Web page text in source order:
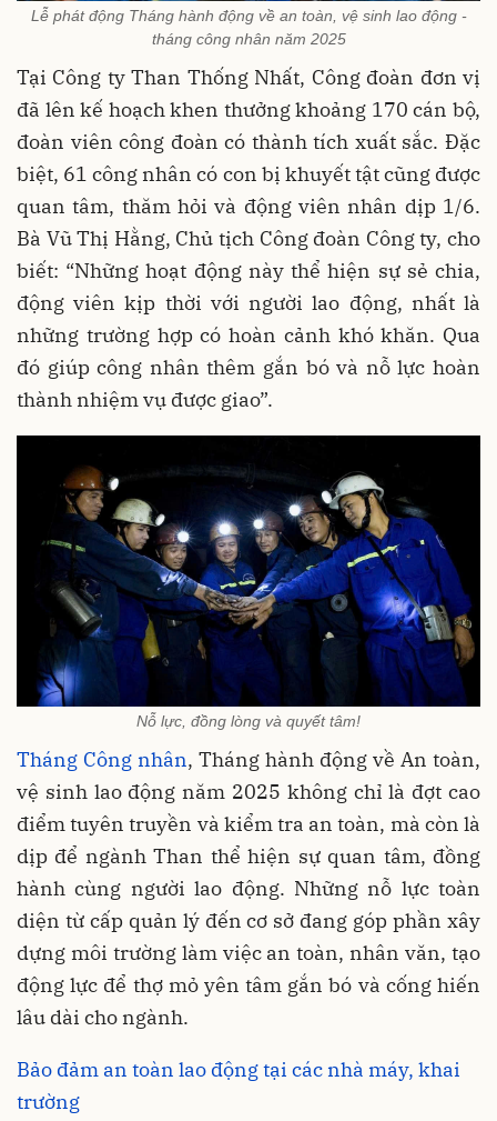
Lễ phát động Tháng hành động về an toàn, vệ sinh lao động -
tháng công nhân năm 2025
Tại Công ty Than Thống Nhất, Công đoàn đơn vị
đã lên kế hoạch khen thưởng khoảng 170 cán bộ,
đoàn viên công đoàn có thành tích xuất sắc. Đặc
biệt, 61 công nhân có con bị khuyết tật cũng được
quan tâm, thăm hỏi và động viên nhân dịp 1/6.
Bà Vũ Thị Hằng, Chủ tịch Công đoàn Công ty, cho
biết: “Những hoạt động này thể hiện sự sẻ chia,
động viên kịp thời với người lao động, nhất là
những trường hợp có hoàn cảnh khó khăn. Qua
đó giúp công nhân thêm gắn bó và nỗ lực hoàn
thành nhiệm vụ được giao”.
Nỗ lực, đồng lòng và quyết tâm!
Tháng Công nhân, Tháng hành động về An toàn,
vệ sinh lao động năm 2025 không chỉ là đợt cao
điểm tuyên truyền và kiểm tra an toàn, mà còn là
dịp để ngành Than thể hiện sự quan tâm, đồng
hành cùng người lao động. Những nỗ lực toàn
diện từ cấp quản lý đến cơ sở đang góp phần xây
dựng môi trường làm việc an toàn, nhân văn, tạo
động lực để thợ mỏ yên tâm gắn bó và cống hiến
lâu dài cho ngành.
Bảo đảm an toàn lao động tại các nhà máy, khai
trường